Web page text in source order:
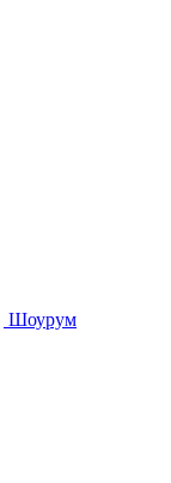
Шоурум